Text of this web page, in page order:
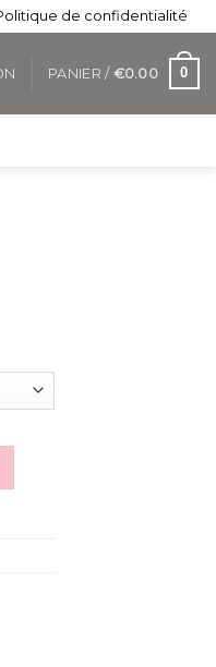
de confidentialité
PANIER / €0.00 0